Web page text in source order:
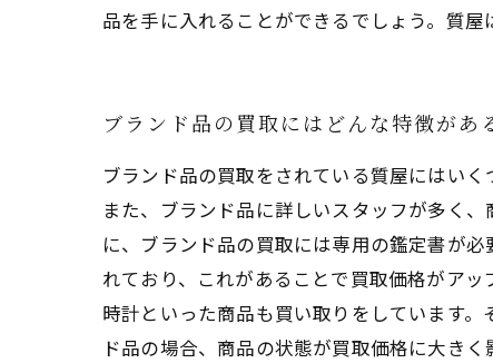
品を手に入れることができるでしょう。質
ブランド品の買取にはどんな特徴があ
ブランド品の買取をされている質屋にはい
また、ブランド品に詳しいスタッフが多く
に、ブランド品の買取には専用の鑑定書が
れており、これがあることで買取価格がア
時計といった商品も買い取りをしています
ド品の場合、商品の状態が買取価格に大き